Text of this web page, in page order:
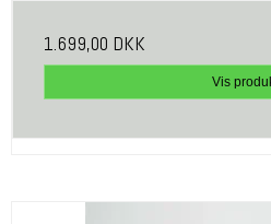
1.699,00 DKK
Vis